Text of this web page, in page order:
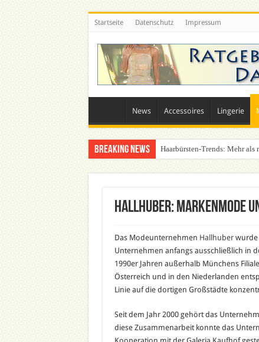
Startseite Datenschutz Impressum
News Accessoires Lingerie
Breaking News Haarbürsten-Trends: Mehr als
Was zieht man auf ein
Hallhuber: Markenmode
Das Modeunternehmen Hallhuberwurde
Unternehmen anfangs ausschließlich in
1990er Jahren außerhalb Münchens
Österreich und in den Niederlanden
Linie auf die dortigen Großstädte
Seit dem Jahr 2000 gehört das
diese Zusammenarbeit konnte das